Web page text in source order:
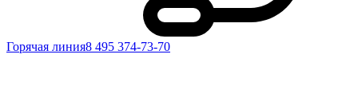
Горячая линия8 495 374-73-70